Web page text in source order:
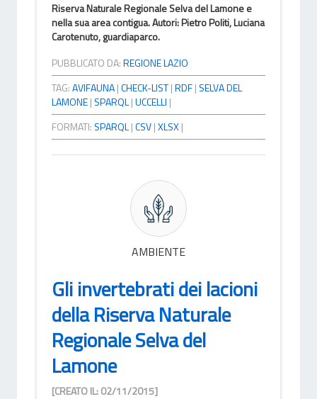
Riserva Naturale Regionale Selva del Lamone e
nella sua area contigua. Autori: Pietro Politi, Luciana
Carotenuto, guardiaparco.
PUBBLICATO DA:REGIONE LAZIO
TAG:AVIFAUNA|CHECK-LIST|RDF| SELVA DEL
LAMONE| SPARQL|UCCELLI |
FORMATI: SPARQL|CSV|XLSX|
AMBIENTE
Gli invertebrati dei lacioni
della Riserva Naturale
Regionale Selva del
Lamone
[CREATO IL: 02/11/2015]